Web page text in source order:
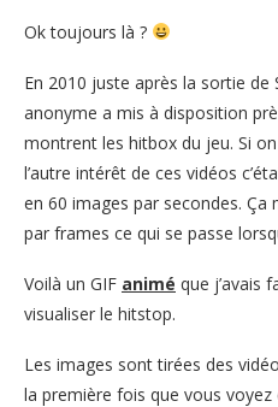
Ok toujours là ?
En 2010 juste après la sortie de
anonyme a mis à disposition
montrent les hitbox du jeu. Si
l’autre intérêt de ces vidéos
en 60 images par secondes. Ça
par frames ce qui se passe
Voilà un GIF animé que j’avais
visualiser le hitstop.
Les images sont tirées des
la première fois que vous voyez